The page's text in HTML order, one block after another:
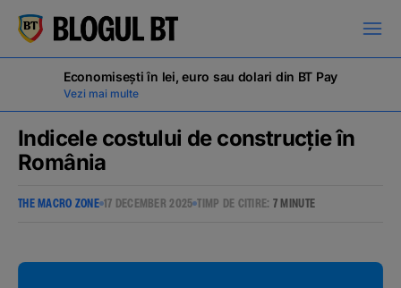
кириллица
Campanii
Economisești în lei, euro sau dolari din BT Pay
Vezi mai multe
Indicele costului de construcție în
România
THE MACRO ZONE 17 DECEMBER 2025 TIMP DE CITIRE: 7 MINUTE